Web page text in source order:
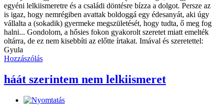
egyéni lelkiismeretre és a családi döntésre bízza a dolgot. Persze az
is igaz, hogy nemrégiben avattak boldoggá egy édesanyát, aki úgy
vállalta a (sokadik) gyermeke megszületését, hogy tudta, ő meg fog
halni... Gondolom, a hősies fokon gyakorolt szeretet miatt emelték
oltárra, de ez nem kisebbíti az előtte írtakat. Imával és szeretettel:
Gyula
Hozzászólás
háát szerintem nem lelkiismeret